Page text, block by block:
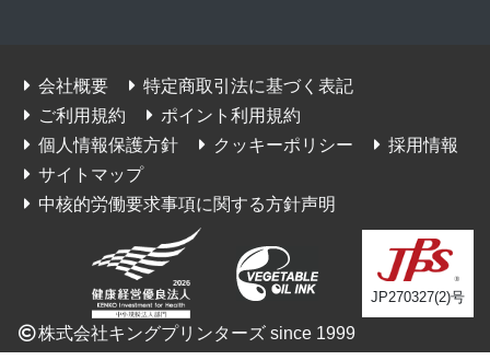
会社概要
特定商取引法に基づく表記
ご利用規約
ポイント利用規約
個人情報保護方針
クッキーポリシー
採用情報
サイトマップ
中核的労働要求事項に関する方針声明
JP270327(2)号
株式会社キングプリンターズ since 1999